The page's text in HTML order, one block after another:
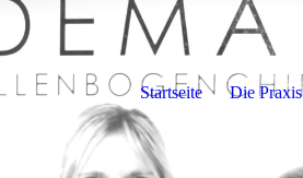
Startseite Die Praxis